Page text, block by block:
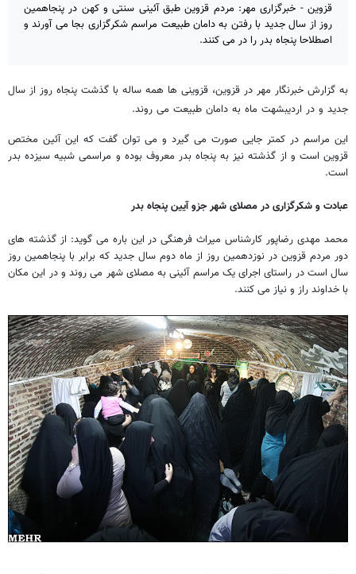
قزوین - خبرگزاری مهر: مردم قزوین طبق آئینی سنتی و کهن در پنجاهمین
روز از سال جدید با رفتن به دامان طبیعت مراسم شکرگزاری بجا می آورند و
اصطلاحا پنجاه بدر را در می کنند.
به گزارش خبرنگار مهر در قزوین، قزوینی ها همه ساله با گذشت پنجاه روز از سال
جدید و در اردیبشهت ماه به دامان طبیعت می روند.
این مراسم در کمتر جایی صورت می گیرد و می توان گفت که این آئین مختص
قزوین است و از گذشته نیز به پنجاه بدر معروف بوده و مراسمی شبیه سیزده بدر
است.
عبادت و شکرگزاری در مصلای شهر جزو آیین پنجاه بدر
محمد مهدی رضاپور کارشناس میراث فرهنگی در این باره می گوید: از گذشته های
دور مردم قزوین در نوزدهمین روز از ماه دوم سال جدید که برابر با پنجاهمین روز
سال است در راستای اجرای یک مراسم آئینی به مصلای شهر می روند و در این مکان
با خداوند راز و نیاز می کنند.